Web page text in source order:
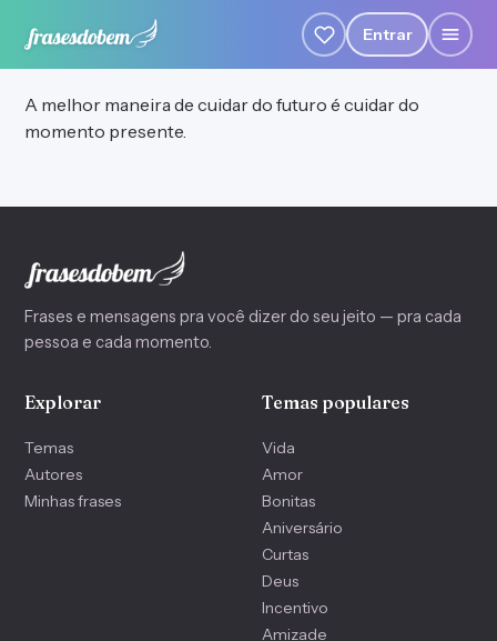
Entrar
A melhor maneira de cuidar do futuro é cuidar do
momento presente.
Frases e mensagens pra você dizer do seu jeito — pra cada
pessoa e cada momento.
Explorar
Temas
Autores
Minhas frases
Temas populares
Vida
Amor
Bonitas
Aniversário
Curtas
Deus
Incentivo
Amizade